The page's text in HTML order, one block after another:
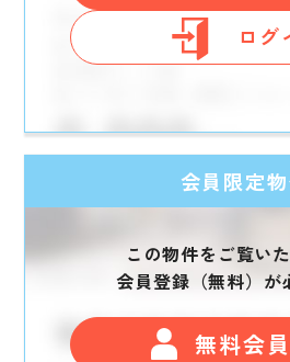
ログ
会員限定
この物件をご覧い
会員登録（無料）が
無料会